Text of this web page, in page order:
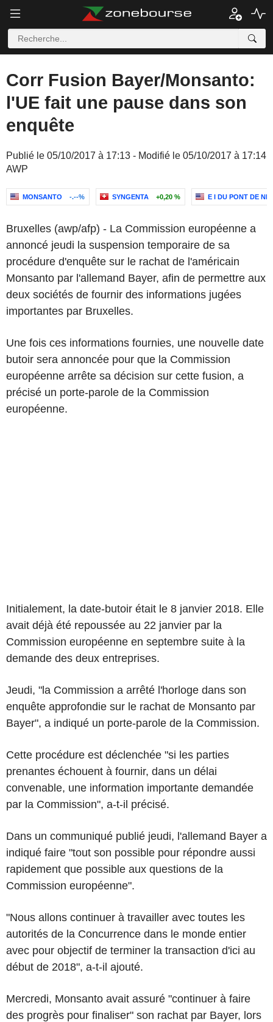
Corr Fusion Bayer/Monsanto:
l'UE fait une pause dans son
enquête
Publié le 05/10/2017 à 17:13 - Modifié le 05/10/2017 à 17:14
AWP
MONSANTO -.--% SYNGENTA +0,20 % E I DU PONT DE
Bruxelles (awp/afp) - La Commission européenne a
annoncé jeudi la suspension temporaire de sa
procédure d'enquête sur le rachat de l'américain
Monsanto par l'allemand Bayer, afin de permettre aux
deux sociétés de fournir des informations jugées
importantes par Bruxelles.
Une fois ces informations fournies, une nouvelle date
butoir sera annoncée pour que la Commission
européenne arrête sa décision sur cette fusion, a
précisé un porte-parole de la Commission
européenne.
Initialement, la date-butoir était le 8 janvier 2018. Elle
avait déjà été repoussée au 22 janvier par la
Commission européenne en septembre suite à la
demande des deux entreprises.
Jeudi, "la Commission a arrêté l'horloge dans son
enquête approfondie sur le rachat de Monsanto par
Bayer", a indiqué un porte-parole de la Commission.
Cette procédure est déclenchée "si les parties
prenantes échouent à fournir, dans un délai
convenable, une information importante demandée
par la Commission", a-t-il précisé.
Dans un communiqué publié jeudi, l'allemand Bayer a
indiqué faire "tout son possible pour répondre aussi
rapidement que possible aux questions de la
Commission européenne".
"Nous allons continuer à travailler avec toutes les
autorités de la Concurrence dans le monde entier
avec pour objectif de terminer la transaction d'ici au
début de 2018", a-t-il ajouté.
Mercredi, Monsanto avait assuré "continuer à faire
des progrès pour finaliser" son rachat par Bayer, lors